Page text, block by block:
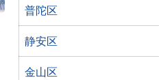
普陀区
静安区
金山区